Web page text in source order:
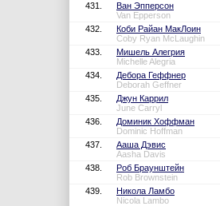
431.
Ван Эпперсон
Van Epperson
432.
Коби Райан МакЛоин
Coby Ryan McLaughin
433.
Мишель Алегрия
Michelle Alegria
434.
Дебора Геффнер
Deborah Geffner
435.
Джун Каррил
June Carryl
436.
Доминик Хоффман
Dominic Hoffman
437.
Ааша Дэвис
Aasha Davis
438.
Роб Браунштейн
Rob Brownstein
439.
Никола Ламбо
Nicola Lambo